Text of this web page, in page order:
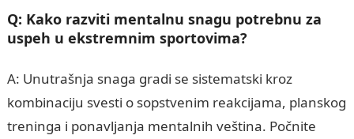
Q: Kako razviti mentalnu snagu potrebnu za
uspeh u ekstremnim sportovima?
A: Unutrašnja snaga gradi se sistematski kroz
kombinaciju svesti o sopstvenim reakcijama, planskog
treninga i ponavljanja mentalnih veština. Počnite